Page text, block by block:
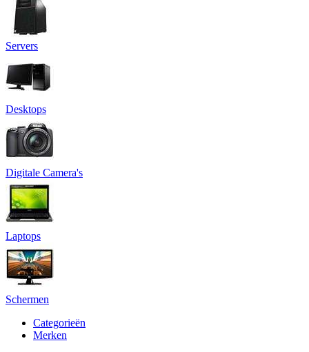
Servers
Desktops
Digitale Camera's
Laptops
Schermen
Categorieën
Merken